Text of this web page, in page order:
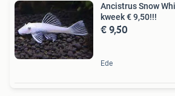
Ancistrus Snow
kweek € 9,50!!!
€ 9,50
Ede